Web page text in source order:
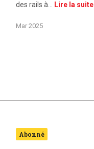
des rails à…
Lire la suite
Mar 2025
Abonné